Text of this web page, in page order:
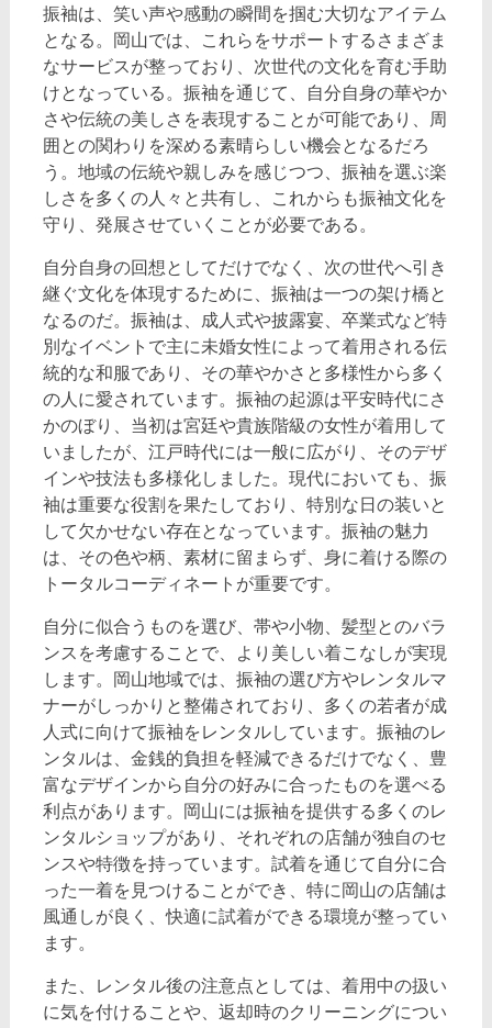
振袖は、笑い声や感動の瞬間を掴む大切なアイテム
となる。岡山では、これらをサポートするさまざま
なサービスが整っており、次世代の文化を育む手助
けとなっている。振袖を通じて、自分自身の華やか
さや伝統の美しさを表現することが可能であり、周
囲との関わりを深める素晴らしい機会となるだろ
う。地域の伝統や親しみを感じつつ、振袖を選ぶ楽
しさを多くの人々と共有し、これからも振袖文化を
守り、発展させていくことが必要である。
自分自身の回想としてだけでなく、次の世代へ引き
継ぐ文化を体現するために、振袖は一つの架け橋と
なるのだ。振袖は、成人式や披露宴、卒業式など特
別なイベントで主に未婚女性によって着用される伝
統的な和服であり、その華やかさと多様性から多く
の人に愛されています。振袖の起源は平安時代にさ
かのぼり、当初は宮廷や貴族階級の女性が着用して
いましたが、江戸時代には一般に広がり、そのデザ
インや技法も多様化しました。現代においても、振
袖は重要な役割を果たしており、特別な日の装いと
して欠かせない存在となっています。振袖の魅力
は、その色や柄、素材に留まらず、身に着ける際の
トータルコーディネートが重要です。
自分に似合うものを選び、帯や小物、髪型とのバラ
ンスを考慮することで、より美しい着こなしが実現
します。岡山地域では、振袖の選び方やレンタルマ
ナーがしっかりと整備されており、多くの若者が成
人式に向けて振袖をレンタルしています。振袖のレ
ンタルは、金銭的負担を軽減できるだけでなく、豊
富なデザインから自分の好みに合ったものを選べる
利点があります。岡山には振袖を提供する多くのレ
ンタルショップがあり、それぞれの店舗が独自のセ
ンスや特徴を持っています。試着を通じて自分に合
った一着を見つけることができ、特に岡山の店舗は
風通しが良く、快適に試着ができる環境が整ってい
ます。
また、レンタル後の注意点としては、着用中の扱い
に気を付けることや、返却時のクリーニングについ